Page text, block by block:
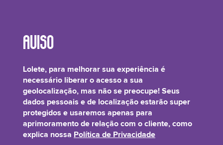
Cocos Nucifera (Coconut) Extract
As propriedades do coco são muito populares entre tratamentos capilares
por terem ação emoliente. Os óleos estraídos e nutrientes presentes na
fruta proporcionam brilho, suavidade e maciez aos cabelos. É também um
Lolete, para melhorar sua experiência é
necessário liberar o acesso a sua
geolocalização, mas não se preocupe! Seus
dados pessoais e de localização estarão super
protegidos e usaremos apenas para
aprimoramento de relação com o cliente, como
explica nossa Política de Privacidade